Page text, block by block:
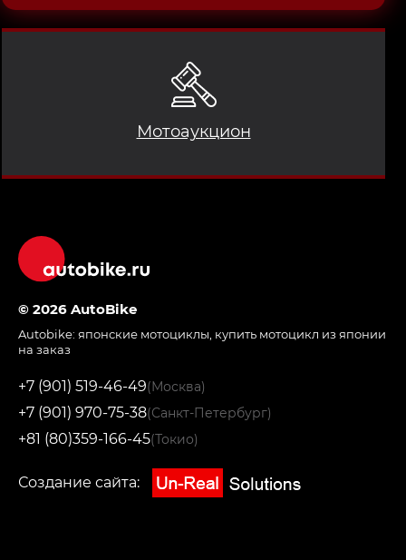
Мотоаукцион
© 2026 AutoBike
Autobike: японские мотоциклы купить мотоцикл из японии
на заказ
+7 (901) 519-46-49(Москва)
+7 (901) 970-75-38(Санкт-Петербург)
+81 (80)359-166-45(Токио)
Создание сайта: